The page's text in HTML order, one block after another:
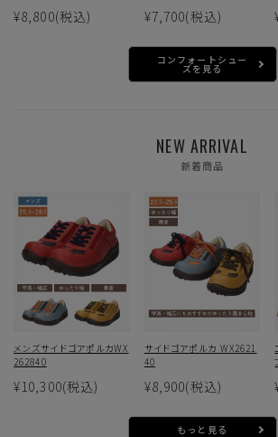
¥8,800(税込) ¥7,700(税込)
コンフォートシュー
ズを見る
NEW ARRIVAL
新着商品
メンズサイドゴアポルカWX
262840
¥10,300(税込)
サイドゴアポルカ WX2621
40
¥8,900(税込)
もっと見る